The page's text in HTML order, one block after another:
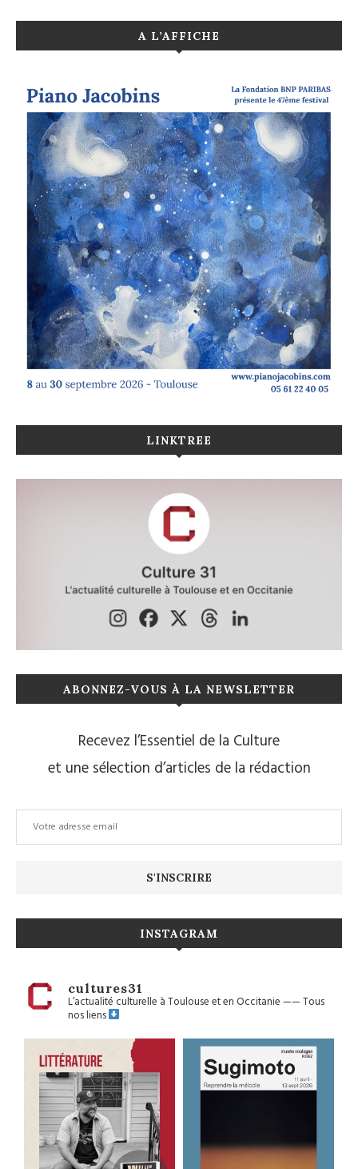
A L’AFFICHE
LINKTREE
ABONNEZ-VOUS À LA NEWSLETTER
Recevez l’Essentiel de la Culture
et une sélection d’articles de la rédaction
INSTAGRAM
cultures31
L’actualité culturelle à Toulouse et en Occitanie——Tous
nos liens